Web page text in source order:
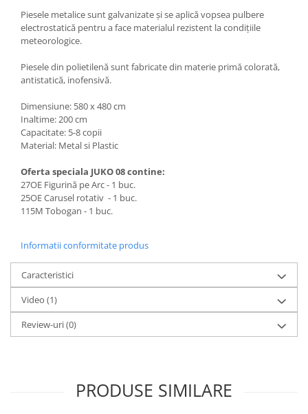
Piesele metalice sunt galvanizate și se aplică vopsea pulbere
electrostatică pentru a face materialul rezistent la condițiile
meteorologice.
Piesele din polietilenă sunt fabricate din materie primă colorată,
antistatică, inofensivă.
Dimensiune: 580 x 480 cm
Inaltime: 200 cm
Capacitate: 5-8 copii
Material: Metal si Plastic
Oferta speciala JUKO 08 contine:
27OE Figurină pe Arc - 1 buc.
25OE Carusel rotativ - 1 buc.
115M Tobogan - 1 buc.
Informatii conformitate produs
Caracteristici
Video (1)
Review-uri(0)
PRODUSE SIMILARE